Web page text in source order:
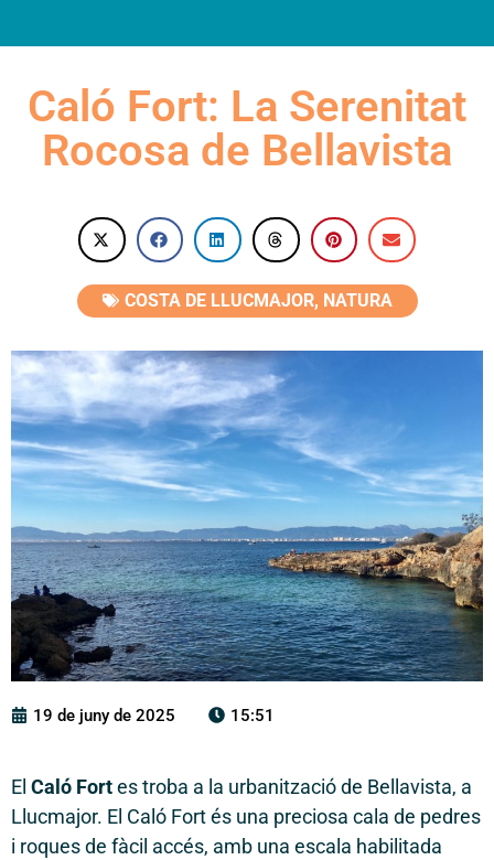
Caló Fort: La Serenitat
Rocosa de Bellavista
COSTA DE LLUCMAJOR, NATURA
19 de juny de 2025 15:51
El Caló Fortes troba a la urbanització de Bellavista, a
Llucmajor. El Caló Fort és una preciosa cala de pedres
i roques de fàcil accés, amb una escala habilitada